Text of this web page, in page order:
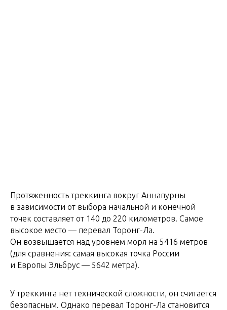
Протяженность треккинга вокруг Аннапурны
в зависимости от выбора начальной и конечной
точек составляет от 140 до 220 километров. Самое
высокое место — перевал Торонг-Ла.
Он возвышается над уровнем моря на 5416 метров
(для сравнения: самая высокая точка России
и Европы Эльбрус — 5642 метра).
У треккинга нет технической сложности, он считается
безопасным. Однако перевал Торонг-Ла становится